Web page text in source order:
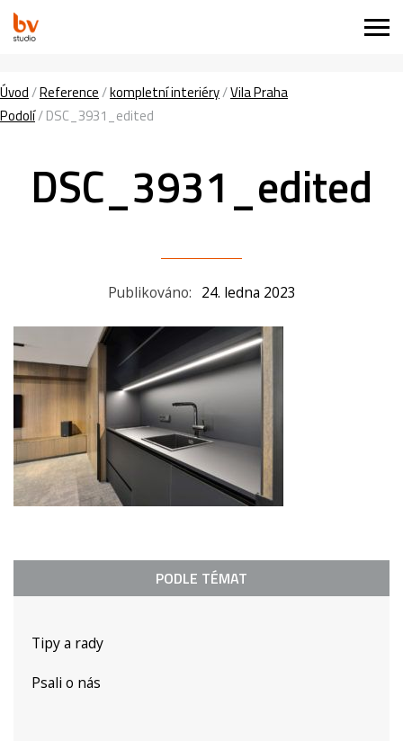
Úvod/Reference/kompletní interiéry/Vila Praha
Podolí/DSC_3931_edited
DSC_3931_edited
Publikováno: 24. ledna 2023
PODLE TÉMAT
Tipy a rady
Psali o nás